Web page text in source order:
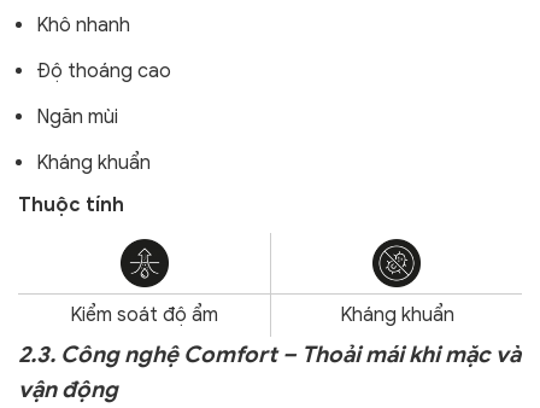
Khô nhanh
Độ thoáng cao
Ngăn mùi
Kháng khuẩn
Thuộc tính
Kiểm soát độ ẩm Kháng khuẩn
2.3. Công nghệ Comfort – Thoải mái khi mặc và
vận động